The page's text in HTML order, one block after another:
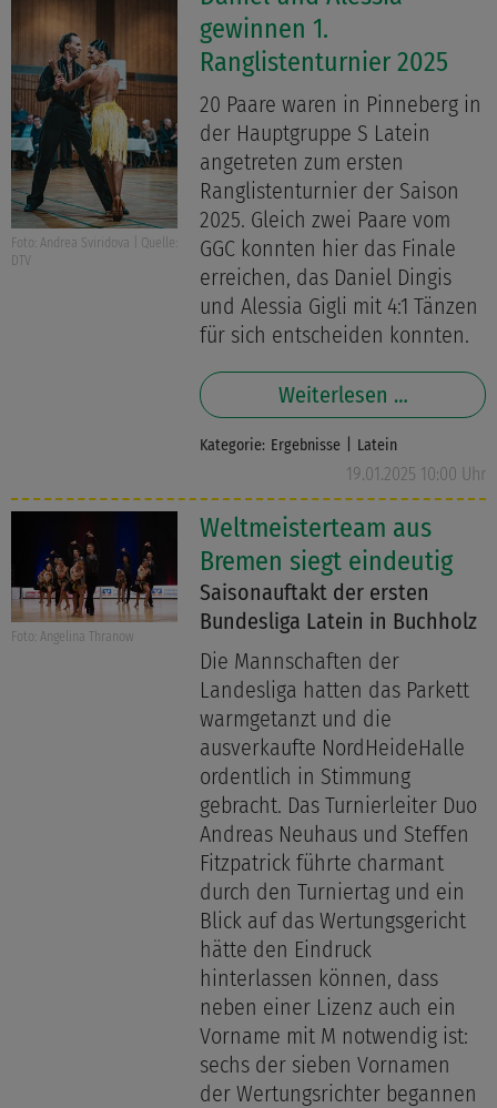
Foto: Andrea Sviridova | Quelle:
DTV
gewinnen 1.
Ranglistenturnier 2025
20 Paare waren in Pinneberg in
der Hauptgruppe S Latein
angetreten zum ersten
Ranglistenturnier der Saison
2025. Gleich zwei Paare vom
GGC konnten hier das Finale
erreichen, das Daniel Dingis
und Alessia Gigli mit 4:1 Tänzen
für sich entscheiden konnten.
Weiterlesen …
Kategorie: Ergebnisse Latein
19.01.2025 10:00 Uhr
Foto: Angelina Thranow
Weltmeisterteam aus
Bremen siegt eindeutig
Saisonauftakt der ersten
Bundesliga Latein in Buchholz
Die Mannschaften der
Landesliga hatten das Parkett
warmgetanzt und die
ausverkaufte NordHeideHalle
ordentlich in Stimmung
gebracht. Das Turnierleiter Duo
Andreas Neuhaus und Steffen
Fitzpatrick führte charmant
durch den Turniertag und ein
Blick auf das Wertungsgericht
hätte den Eindruck
hinterlassen können, dass
neben einer Lizenz auch ein
Vorname mit M notwendig ist:
sechs der sieben Vornamen
der Wertungsrichter begannen